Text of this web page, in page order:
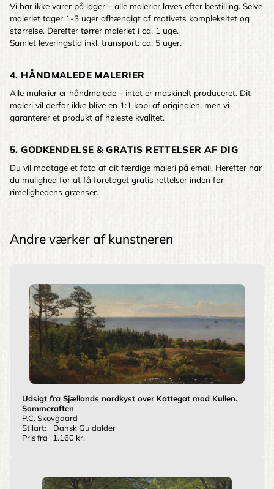
Vi har ikke varer på lager – alle malerier laves efter bestilling. Selve
maleriet tager 1-3 uger afhængigt af motivets kompleksitet og
størrelse. Derefter tørrer maleriet i ca. 1 uge.
Samlet leveringstid inkl. transport: ca. 5 uger.
4. HÅNDMALEDE MALERIER
Alle malerier er håndmalede – intet er maskinelt produceret. Dit
maleri vil derfor ikke blive en 1:1 kopi af originalen, men vi
garanterer et produkt af højeste kvalitet.
5. GODKENDELSE & GRATIS RETTELSER AF DIG
Du vil modtage et foto af dit færdige maleri på email. Herefter har
du mulighed for at få foretaget gratis rettelser inden for
rimelighedens grænser.
Andre værker af kunstneren
Udsigt fra Sjællands nordkyst over Kattegat mod Kullen.
Sommeraften
P.C. Skovgaard
Stilart:
Dansk Guldalder
Pris fra
1.160 kr.